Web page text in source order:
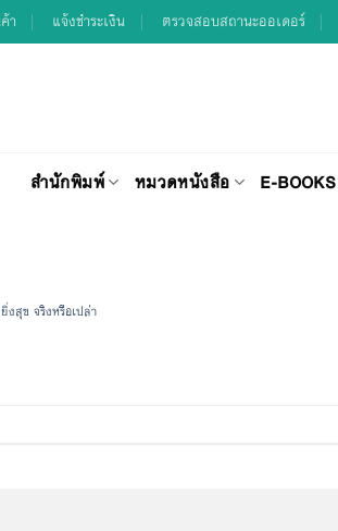
า แจ้งชำระเงิน ตรวจสอบสถานะออเดอร์
สำนักพิมพ์ หมวดหนังสือ E-BOOKS
สุข จริงหรือเปล่า